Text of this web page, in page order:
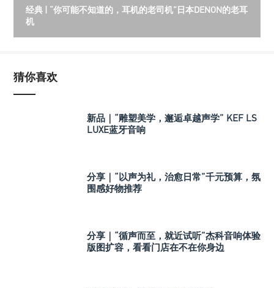
经典 | “你可能不知道的，耳机的老司机”日本DENON的老耳
机
猜你喜欢
新品｜“雕塑美学，邂逅卓越声学” KEF LS
LUXE蓝牙音响
分享｜“以声为礼，治愈日常”千元预算，氛
围感好物推荐
分享｜“循声而至，就近试听”杰科音响体验
版图扩容，看看门店在不在你身边